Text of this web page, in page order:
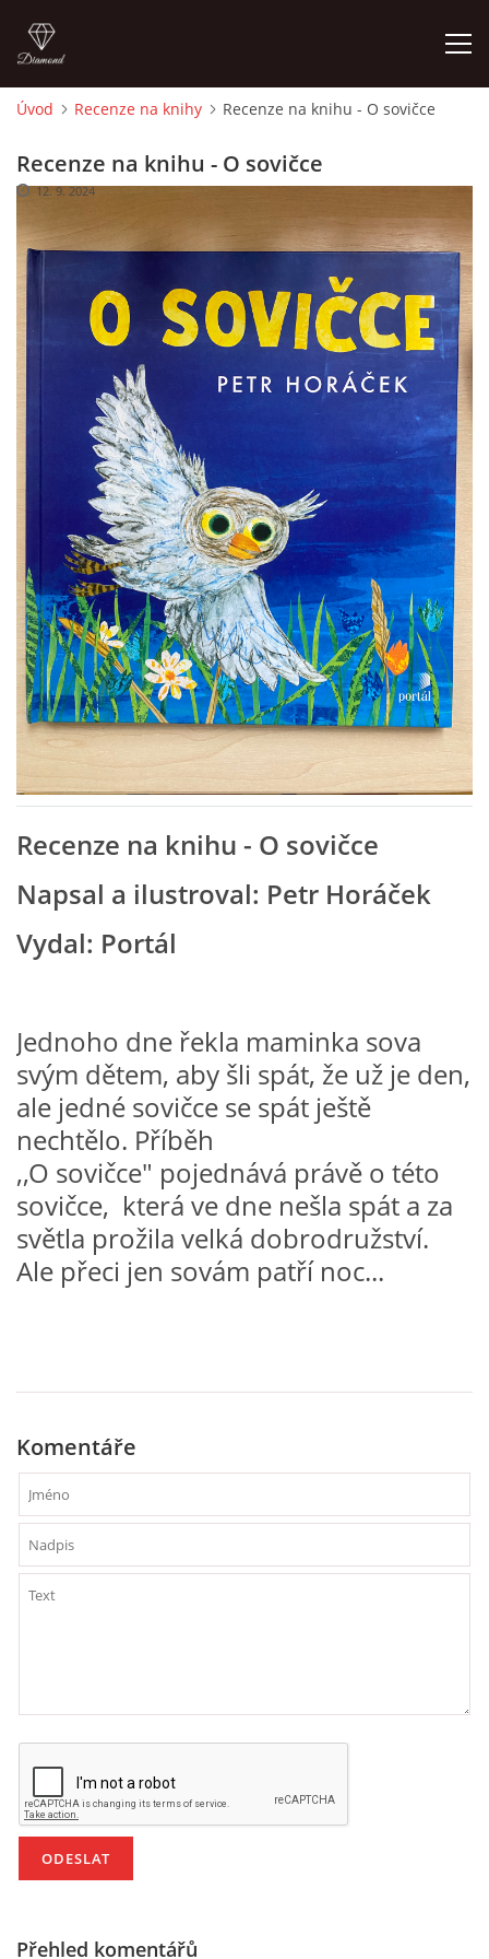
O MĚ
FOTOALBUM
DĚJINY VÝTVARNÉHO UMĚNÍ
NOVINKY ZE ŠKOLSTVÍ 2025
ROČNÍ PLÁN - INSPIRACE /DLE NOVÉHO RVP PV 2025
VZDĚLÁVACÍ BLOK ZÁŘÍ
VZDĚLÁVACÍ BLOK ŘÍJEN
VZDĚLÁVACÍ BLOK LISTOPAD
VZDĚLÁVACÍ BLOK PROSINEC
VZDĚLÁVACÍ BLOK LEDEN
VZDĚLÁVACÍ BLOK BŘEZEN
VÝTVARNÉ TECHNIKY
VÝTVARNÉ POMŮCKY
VÝTVARNÉ AKTIVITY - JARO
VÝTVARNÉ AKTIVITY - LÉTO
VÝTVARNÉ AKTIVITY - ZIMA
PÍSNĚ K TÉMATU JARO
PÍSNĚ K TÉMATU LÉTO
BÁSNĚ K TÉMATU LÉTO
Úvod Recenze na knihy Recenze na knihu - O sovičce
Recenze na knihu - O sovičce
12. 9. 2024
Recenze na knihu - O sovičce
Napsal a ilustroval: Petr Horáček
Vydal: Portál
Jednoho dne řekla maminka sova
svým dětem, aby šli spát, že už je den,
ale jedné sovičce se spát ještě
nechtělo. Příběh
,,O sovičce" pojednává právě o této
sovičce, která ve dne nešla spát a za
světla prožila velká dobrodružství.
Ale přeci jen sovám patří noc...
Komentáře
Přehled komentářů